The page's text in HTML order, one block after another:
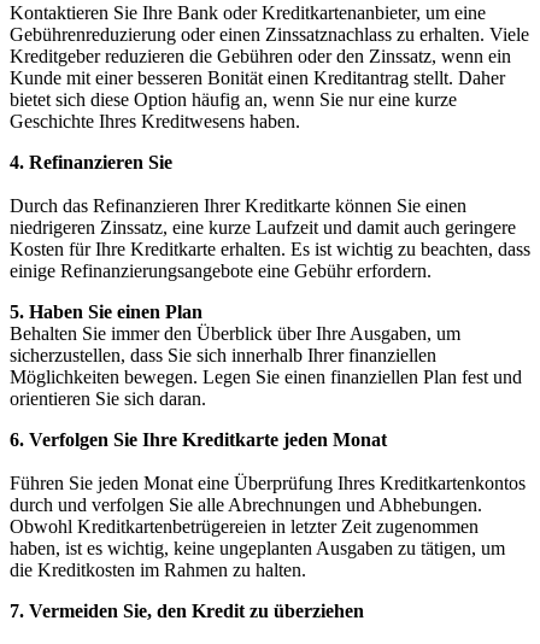
Kontaktieren Sie Ihre Bank oder Kreditkartenanbieter, um​ eine​
Gebührenreduzierung oder einen Zinssatznachlass zu ⁢erhalten.⁤ Viele⁣
Kreditgeber reduzieren die Gebühren oder​ den Zinssatz, ‌wenn ⁣ein
Kunde mit einer besseren Bonität​ einen Kreditantrag stellt. Daher
bietet sich​ diese Option häufig an, wenn Sie nur eine ⁢kurze
Geschichte Ihres Kreditwesens haben.
4. Refinanzieren ‌Sie
Durch das Refinanzieren Ihrer Kreditkarte können Sie ‌einen
niedrigeren Zinssatz, eine kurze Laufzeit und damit auch geringere⁢
Kosten für Ihre Kreditkarte erhalten. ‌Es ist ⁣wichtig zu beachten, dass
einige Refinanzierungsangebote eine Gebühr erfordern.
5. Haben⁤ Sie ‍einen Plan
Behalten Sie immer den Überblick über​ Ihre ​Ausgaben, um
sicherzustellen, ‍dass Sie sich innerhalb ⁣Ihrer finanziellen
Möglichkeiten bewegen. Legen Sie einen finanziellen Plan​ fest und
orientieren Sie sich daran.
6. ‌Verfolgen Sie Ihre Kreditkarte ⁢jeden Monat
Führen Sie jeden Monat‌ eine Überprüfung⁤ Ihres Kreditkartenkontos
durch und ‌verfolgen Sie ⁤alle Abrechnungen und Abhebungen. ​
Obwohl Kreditkartenbetrügereien in letzter Zeit zugenommen
haben, ist es wichtig, keine ungeplanten Ausgaben ⁣zu tätigen, um
⁤die Kreditkosten⁢ im⁤ Rahmen ⁢zu ⁤halten.
7. Vermeiden Sie, den Kredit zu überziehen